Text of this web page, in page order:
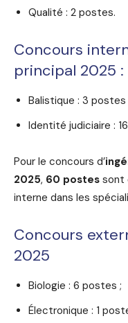
Qualité : 2 postes.
Concours
principal 2025 :
Balistique : 3 postes
Identité judiciaire :
Pour le concours d’
2025, 60 postes sont
interne dans les
Concours
2025
Biologie : 6 postes ;
Électronique : 1